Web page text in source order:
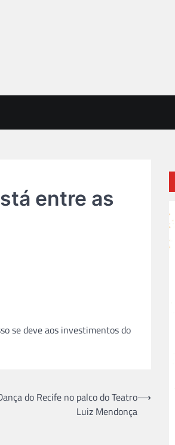
entre as
se deve aos investimentos do
do Recife no palco do Teatro
Luiz Mendonça
⟶